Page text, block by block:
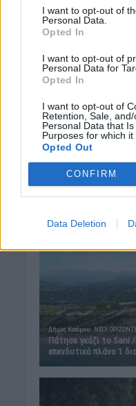
I want to opt-out of
Personal Data.
Opted In
I want to opt-out of
Personal Data for
Opted In
I want to opt-out of
Retention, Sale,
Personal Data that
Purposes for which it
Opted Out
CONFIRM
Data Deletion
ΓΕΎΣΗ -
Kίσαμος:
8